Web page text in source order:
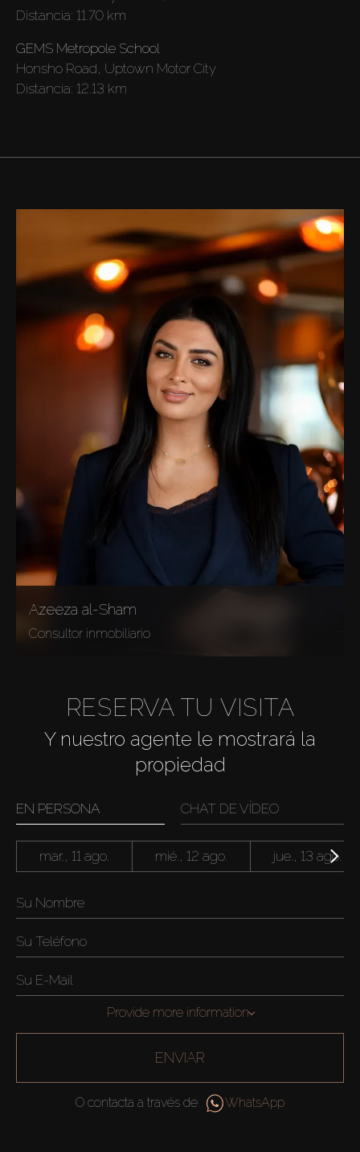
Sobre Plano
Agentes
Distancia: 11.70 km
GEMS Metropole School
Honsho Road, Uptown Motor City
Distancia: 12.13 km
Azeeza al-Sham
Consultor inmobiliario
RESERVA TU VISITA
Y nuestro agente le mostrará la
propiedad
EN PERSONA CHAT DE VÍDEO
mar., 11 ago. mié., 12 ago. jue., 13 ago.
Provide more information
ENVIAR
O contacta a través de WhatsApp